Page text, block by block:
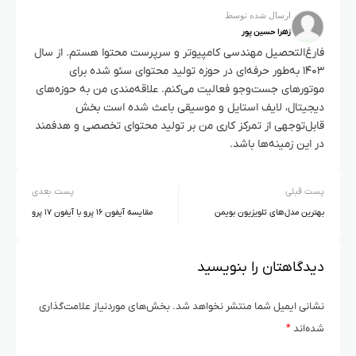
ارسال شده توسط
زهرا حسین پور
فارغ‌التحصیل مهندسی کامپیوتر و سرپرست محتوا هستم. از سال
۱۴۰۳ به‌طور حرفه‌ای در حوزه تولید محتوای سئو شده برای
موتورهای جست‌وجو فعالیت می‌کنم. علاقه‌مندی من به حوزه‌های
دیجیتال، لایف استایل و موسیقی باعث شده است بخش
قابل‌توجهی از تمرکز کاری من بر تولید محتوای تخصصی و هدفمند
در این زمینه‌ها باشد.
پست قبلی
بهترین مدل‌های تلویزیون‌ بویمن
پست بعدی
‌مقایسه آیفون ۱۶ پرو با آیفون ۱۷ پرو
دیدگاهتان را بنویسید
نشانی ایمیل شما منتشر نخواهد شد. بخش‌های موردنیاز علامت‌گذاری
شده‌اند*